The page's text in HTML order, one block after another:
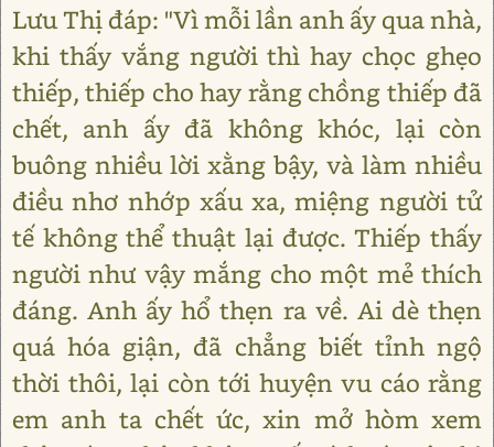
Lưu Thị đáp: "Vì mỗi lần anh ấy qua nhà,
khi thấy vắng người thì hay chọc ghẹo
thiếp, thiếp cho hay rằng chồng thiếp đã
chết, anh ấy đã không khóc, lại còn
buông nhiều lời xằng bậy, và làm nhiều
điều nhơ nhớp xấu xa, miệng người tử
tế không thể thuật lại được. Thiếp thấy
người như vậy mắng cho một mẻ thích
đáng. Anh ấy hổ thẹn ra về. Ai dè thẹn
quá hóa giận, đã chẳng biết tỉnh ngộ
thời thôi, lại còn tới huyện vu cáo rằng
em anh ta chết ức, xin mở hòm xem